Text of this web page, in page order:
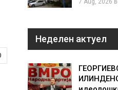
7 Aug, 2026
Неделен актуел